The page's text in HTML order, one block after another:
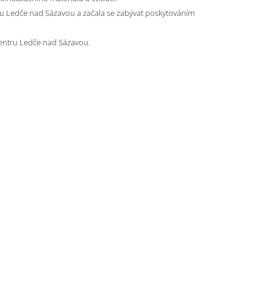
nad Sázavou a začala se zabývat poskytováním
Ledče nad Sázavou.